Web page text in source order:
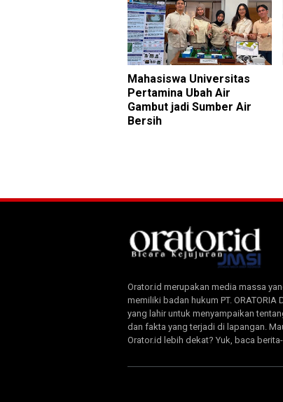
Mahasiswa Universitas
Pertamina Ubah Air
Gambut jadi Sumber Air
Bersih
Orator.id merupakan media massa
memiliki badan hukum PT. ORATORIA
yang lahir untuk menyampaikan
dan fakta yang terjadi di lapangan.
Orator.id lebih dekat? Yuk, baca